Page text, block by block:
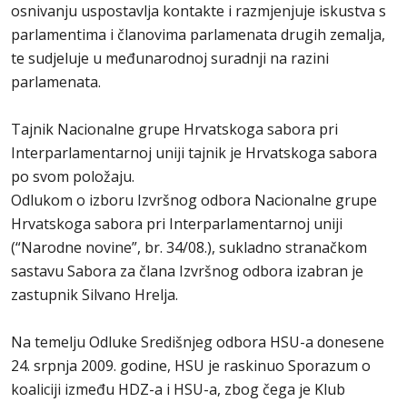
osnivanju uspostavlja kontakte i razmjenjuje iskustva s
parlamentima i članovima parlamenata drugih zemalja,
te sudjeluje u međunarodnoj suradnji na razini
parlamenata.
Tajnik Nacionalne grupe Hrvatskoga sabora pri
Interparlamentarnoj uniji tajnik je Hrvatskoga sabora
po svom položaju.
Odlukom o izboru Izvršnog odbora Nacionalne grupe
Hrvatskoga sabora pri Interparlamentarnoj uniji
(“Narodne novine”, br. 34/08.), sukladno stranačkom
sastavu Sabora za člana Izvršnog odbora izabran je
zastupnik Silvano Hrelja.
Na temelju Odluke Središnjeg odbora HSU-a donesene
24. srpnja 2009. godine, HSU je raskinuo Sporazum o
koaliciji između HDZ-a i HSU-a, zbog čega je Klub